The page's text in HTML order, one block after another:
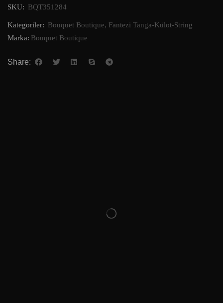
SKU: BQT351284
Kategoriler: Bouquet Boutique, Fantezi Tanga-Külot-String
Marka: Bouquet Boutique
Share: